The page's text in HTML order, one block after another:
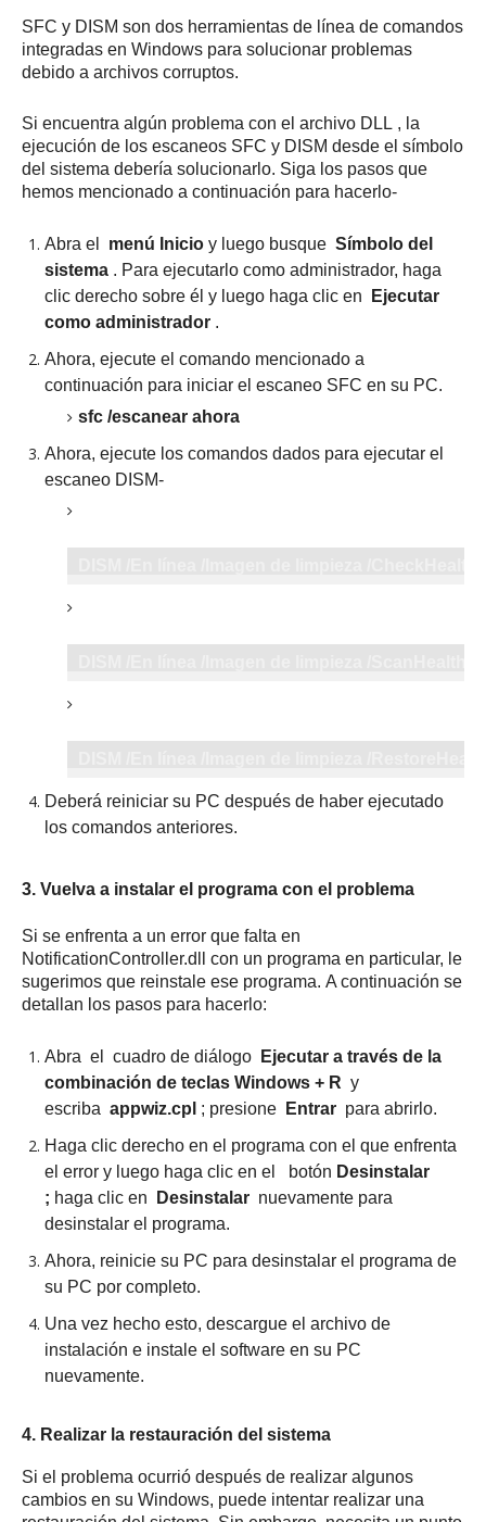
SFC y DISM son dos herramientas de línea de comandos
integradas en Windows para solucionar problemas
debido a archivos corruptos.
Si encuentra algún problema con el archivo DLL , la
ejecución de los escaneos SFC y DISM desde el símbolo
del sistema debería solucionarlo. Siga los pasos que
hemos mencionado a continuación para hacerlo-
Abra el menú Inicio y luego busque Símbolo del
sistema . Para ejecutarlo como administrador, haga
clic derecho sobre él y luego haga clic en
Ejecutar
como administrador .
Ahora, ejecute el comando mencionado a
continuación para iniciar el escaneo SFC en su PC.
sfc /escanear ahora
Ahora, ejecute los comandos dados para ejecutar el
escaneo DISM-
Deberá reiniciar su PC después de haber ejecutado
los comandos anteriores.
3. Vuelva a instalar el programa con el problema
Si se enfrenta a un error que falta en
NotificationController.dll con un programa en particular, le
sugerimos que reinstale ese programa. A continuación se
detallan los pasos para hacerlo:
Abra el cuadro de diálogo
Ejecutar a través de la
combinación de teclas Windows + R y
escriba appwiz.cpl ; presione Entrar para abrirlo.
Haga clic derecho en el programa con el que enfrenta
el error y luego haga clic en el
botón Desinstalar
; haga clic en Desinstalar nuevamente para
desinstalar el programa.
Ahora, reinicie su PC para desinstalar el programa de
su PC por completo.
Una vez hecho esto, descargue el archivo de
instalación e instale el software en su PC
nuevamente.
4. Realizar la restauración del sistema
Si el problema ocurrió después de realizar algunos
cambios en su Windows, puede intentar realizar una